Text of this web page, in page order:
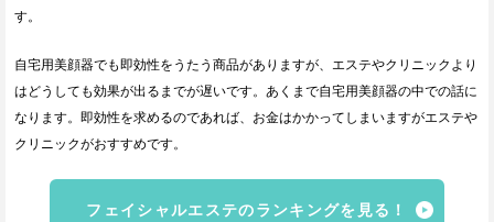
す。
自宅用美顔器でも即効性をうたう商品がありますが、エステやクリニックより
はどうしても効果が出るまでが遅いです。あくまで自宅用美顔器の中での話に
なります。即効性を求めるのであれば、お金はかかってしまいますがエステや
クリニックがおすすめです。
フェイシャルエステのランキングを見る！